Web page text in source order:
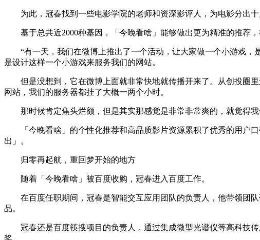
为此，冠春找到一些电影学院的老师和资深影评人，为电影分出十
基于总共近2000种基因，「今晚看啥」能够做出更为精准的推荐，
“有一天，我们在微博上推出了一个活动，让大家做一个小游戏，
是设计这样一个小游戏来服务我们的网站。
但是没想到，它在微博上面就非常快地就传播开来了。从创投圈
网站，我们的服务器都挂了大概一两个小时。
那时候肯定焦头烂额，但是其实那感觉是非常非常爽的，就觉得我
「今晚看啥」的个性化推荐和高品质影片资源累积了优秀的用户口
出」。
归零再起航，重回梦开始的地方
随着「今晚看啥」被百度收购，冠春进入百度工作。
在百度任职期间，冠春是智能交互应用团队的负责人，他带领团队
品。
冠春还是百度筷搜项目的负责人，通过集成微型光谱仪等高科技传